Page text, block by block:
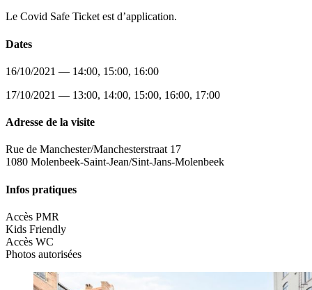
Le Covid Safe Ticket est d’application.
Dates
16/10/2021 — 14:00, 15:00, 16:00
17/10/2021 — 13:00, 14:00, 15:00, 16:00, 17:00
Adresse de la visite
Rue de Manchester/Manchesterstraat 17
1080 Molenbeek-Saint-Jean/Sint-Jans-Molenbeek
Infos pratiques
Accès PMR
Kids Friendly
Accès WC
Photos autorisées